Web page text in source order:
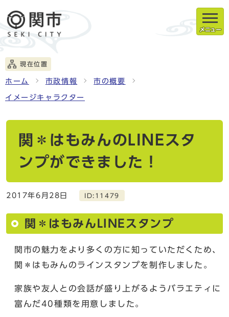
メニュー
現在位置
ホーム 市政情報 市の概要
イメージキャラクター
関＊はもみんのLINEスタ
ンプができました！
2017年6月28日 ID:11479
関＊はもみんLINEスタンプ
関市の魅力をより多くの方に知っていただくため、
関＊はもみんのラインスタンプを制作しました。
家族や友人との会話が盛り上がるようバラエティに
富んだ40種類を用意しました。